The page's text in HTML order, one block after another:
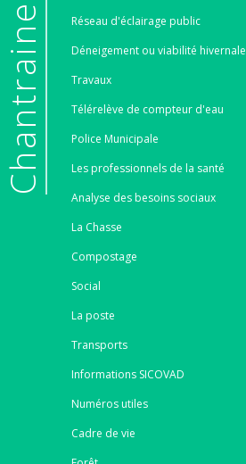
e
Réseau d'éclairage public
Déneigement ou viabilité hivernale
Travaux
Télérelève de compteur d'eau
Police Municipale
Les professionnels de la santé
Analyse des besoins sociaux
La Chasse
Compostage
Social
La poste
Transports
Informations SICOVAD
Numéros utiles
Cadre de vie